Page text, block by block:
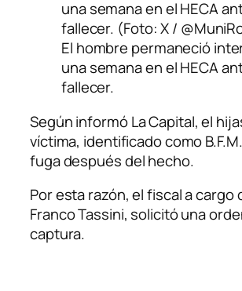
El hombre permaneció
una semana en el HECA
fallecer.
Según informó La Capital, el
víctima, identificado como
fuga después del hecho.
Por esta razón, el fiscal a cargo
Franco Tassini, solicitó una
captura.